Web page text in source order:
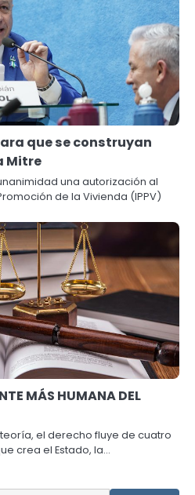
que se construyan
Mitre
una autorización al
de la Vivienda (IPPV)
MÁS HUMANA DEL
el derecho fluye de cuatro
crea el Estado, la…